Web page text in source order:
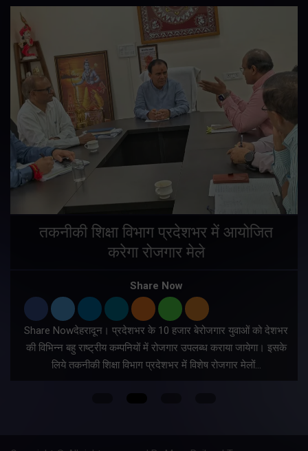
तकनीकी शिक्षा विभाग प्रदेशभर में आयोजित
करेगा रोजगार मेले
Share Now
Share Nowदेहरादून। प्रदेशभर के 10 हजार बेरोजगार युवाओं को देशभर
की विभिन्न बहु राष्ट्रीय कम्पनियों में रोजगार उपलब्ध कराया जायेगा। इसके
लिये तकनीकी शिक्षा विभाग प्रदेशभर में विशेष रोजगार मेलों…